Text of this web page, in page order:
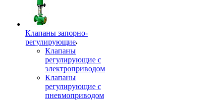
Клапаны запорно-
регулирующие
Клапаны
регулирующие с
электроприводом
Клапаны
регулирующие с
пневмоприводом